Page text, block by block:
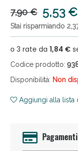
7,90 € 5,53 €
Stai risparmiando
Codice prodotto:
Disponibilità: Non
Aggiungi alla lista
Anticellulite e